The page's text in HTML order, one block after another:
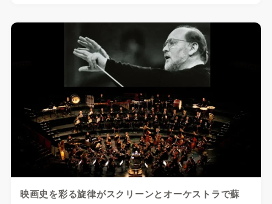
映画史を彩る旋律がスクリーンとオーケストラで蘇